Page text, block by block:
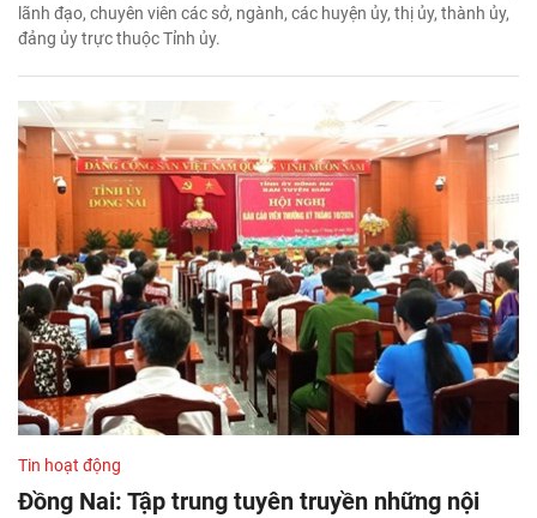
lãnh đạo, chuyên viên các sở, ngành, các huyện ủy, thị ủy, thành ủy,
đảng ủy trực thuộc Tỉnh ủy.
Tin hoạt động
Đồng Nai: Tập trung tuyên truyền những nội